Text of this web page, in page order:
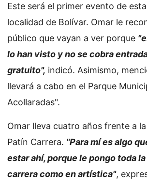
Este será el primer evento de
localidad de Bolívar. Omar le
público que vayan a ver porque
lo han visto y no se cobra
gratuito", indicó. Asimismo,
llevará a cabo en el Parque
Acollaradas".
Omar lleva cuatro años frente a
Patín Carrera. "Para mí es algo
estar ahí, porque le pongo toda
carrera como en artística",